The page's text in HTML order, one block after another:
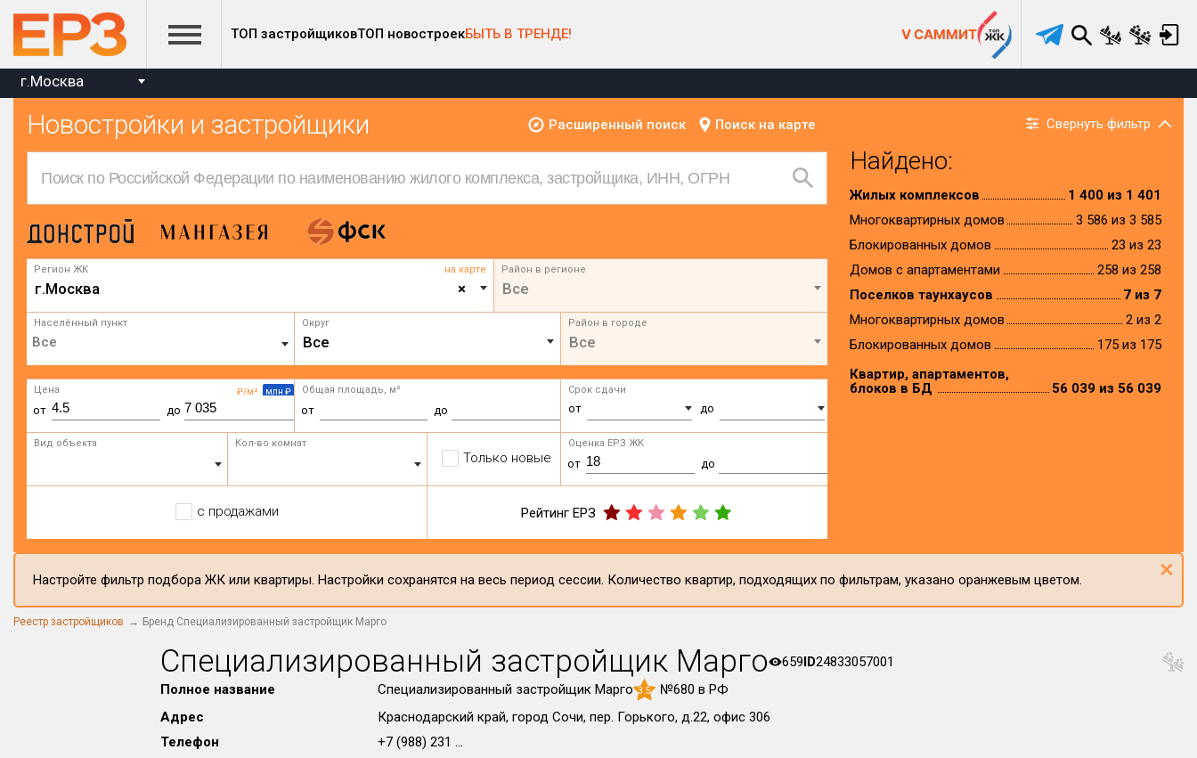
ТОП застройщиковТОП новостроекБЫТЬ В ТРЕНДЕ! V САММИТ
г.Москва
Новостройки и застройщики Расширенный поиск Поиск на карте Свернуть фильтр
Регион ЖК на карте
×
г.Москва
Район в регионе
Все
Населённый пункт Округ
Все
Район в городе
Все
₽/м² млн ₽
Цена
от до
Общая площадь, м²
от до
Срок сдачи
от до
Вид объекта Кол-во комнат
Только новые
Оценка ЕРЗ ЖК
от до
с продажами Рейтинг ЕРЗ
Найдено:
Жилых комплексов
1 400 из 1 401
Многоквартирных домов
3 586 из 3 585
Блокированных домов
23 из 23
Домов с апартаментами
258 из 258
Поселков таунхаусов
7 из 7
Многоквартирных домов
2 из 2
Блокированных домов
175 из 175
Квартир, апартаментов,
блоков в БД
56 039 из 56 039
Настройте фильтр подбора ЖК или квартиры. Настройки сохранятся на весь период сессии. Количество квартир, подходящих по фильтрам, указано оранжевым цветом. ×
Реестр застройщиков Бренд Специализированный застройщик Марго
Специализированный застройщик Марго 659ID24833057001
Полное название
Специализированный застройщик Марго 3.5
№680 в РФ
Адрес
Краснодарский край, город Сочи, пер. Горького, д.22, офис 306
Телефон
+7 (988) 231 ...